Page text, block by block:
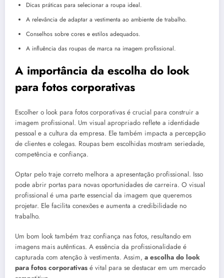
Dicas práticas para selecionar a roupa ideal.
A relevância de adaptar a vestimenta ao ambiente de trabalho.
Conselhos sobre cores e estilos adequados.
A influência das roupas de marca na imagem profissional.
A importância da escolha do look
para fotos corporativas
Escolher o look para fotos corporativas é crucial para construir a
imagem profissional. Um visual apropriado reflete a identidade
pessoal e a cultura da empresa. Ele também impacta a percepção
de clientes e colegas. Roupas bem escolhidas mostram seriedade,
competência e confiança.
Optar pelo traje correto melhora a apresentação profissional. Isso
pode abrir portas para novas oportunidades de carreira. O visual
profissional é uma parte essencial da imagem que queremos
projetar. Ele facilita conexões e aumenta a credibilidade no
trabalho.
Um bom look também traz confiança nas fotos, resultando em
imagens mais autênticas. A essência da profissionalidade é
capturada com atenção à vestimenta. Assim, a escolha do look
para fotos corporativas é vital para se destacar em um mercado